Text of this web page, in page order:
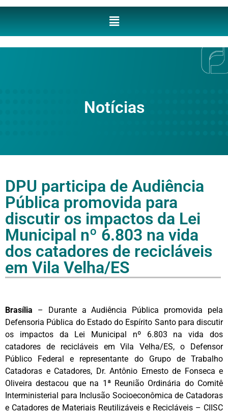
Notícias
DPU participa de Audiência
Pública promovida para
discutir os impactos da Lei
Municipal nº 6.803 na vida
dos catadores de recicláveis
em Vila Velha/ES
Brasília – Durante a Audiência Pública promovida pela
Defensoria Pública do Estado do Espírito Santo para discutir
os impactos da Lei Municipal nº 6.803 na vida dos
catadores de recicláveis em Vila Velha/ES, o Defensor
Público Federal e representante do Grupo de Trabalho
Catadoras e Catadores, Dr. Antônio Ernesto de Fonseca e
Oliveira destacou que na 1ª Reunião Ordinária do Comitê
Interministerial para Inclusão Socioeconômica de Catadoras
e Catadores de Materiais Reutilizáveis e Recicláveis – CIISC